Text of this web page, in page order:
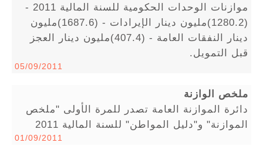
موازنات الوحدات الحكومية للسنة المالية 2011 -
(1280.2)مليون دينار الإيرادات - (1687.6)مليون
دينار النفقات العامة - (407.4)مليون دينار العجز
قبل التمويل.
05/09/2011
ملخص الوازنة
دائرة الموازنة العامة تصدر للمرة الأولى "ملخص
الموازنة" و"دليل المواطن" للسنة المالية 2011
01/09/2011